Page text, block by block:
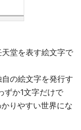
堂を表す絵文字で
の絵文字を発行す
ずか1文字だけで
りやすい世界にな